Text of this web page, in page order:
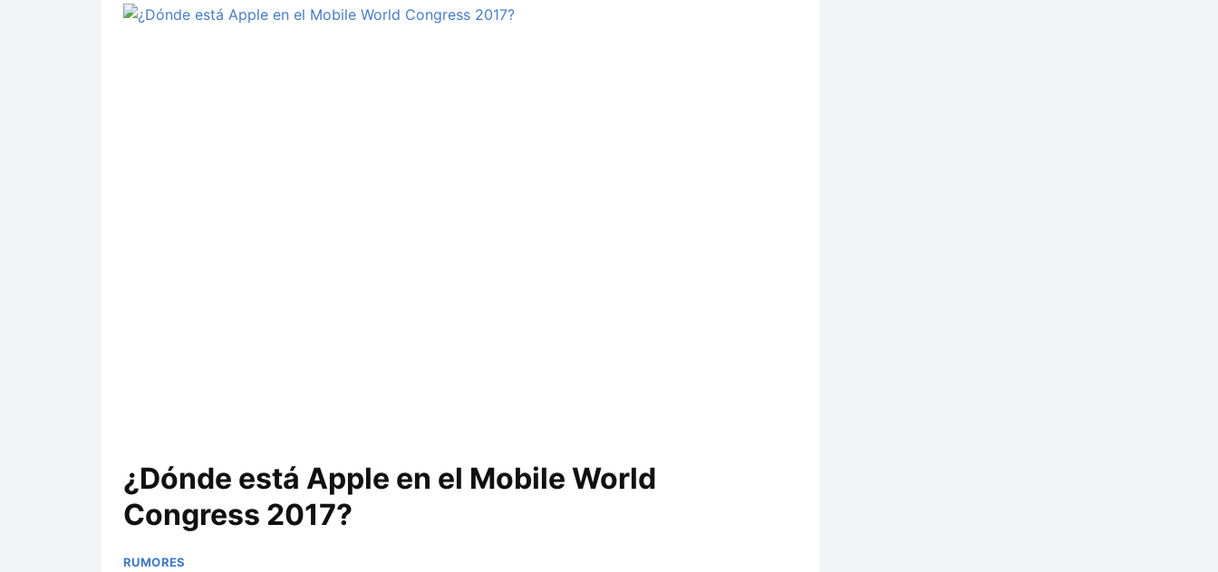
¿Dónde está Apple en el Mobile World
Congress 2017?
RUMORES